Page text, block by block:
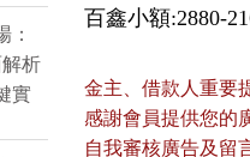
百鑫小額:2880-
金主、借款人重要
感謝會員提供您的
自我審核廣告及留
：
析
實